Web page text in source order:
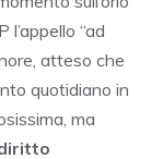
“ad
atteso che
quotidiano in
ma